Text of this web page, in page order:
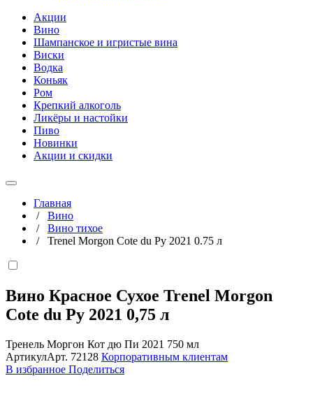
Акции
Вино
Шампанское и игристые вина
Виски
Водка
Коньяк
Ром
Крепкий алкоголь
Ликёры и настойки
Пиво
Новинки
Акции и скидки
Главная
/ Вино
/ Вино тихое
/ Trenel Morgon Cote du Py 2021 0.75 л
Вино Красное Сухое Trenel Morgon
Cote du Py 2021 0,75 л
Тренель Моргон Кот дю Пи 2021 750 мл
АртикулАрт. 72128 Корпоративным клиентам
В избранное Поделиться